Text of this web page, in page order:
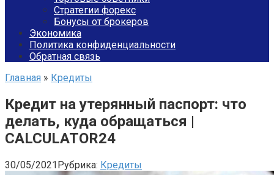
Стратегии форекс
Бонусы от брокеров
Экономика
Политика конфиденциальности
Обратная связь
Главная » Кредиты
Кредит на утерянный паспорт: что
делать, куда обращаться |
CALCULATOR24
30/05/2021Рубрика: Кредиты